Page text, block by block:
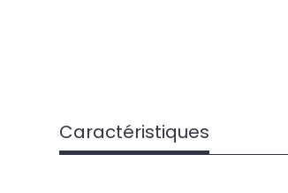
Caractéristiques